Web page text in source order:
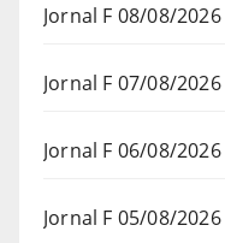
Jornal F 08/08/2026
Jornal F 07/08/2026
Jornal F 06/08/2026
Jornal F 05/08/2026